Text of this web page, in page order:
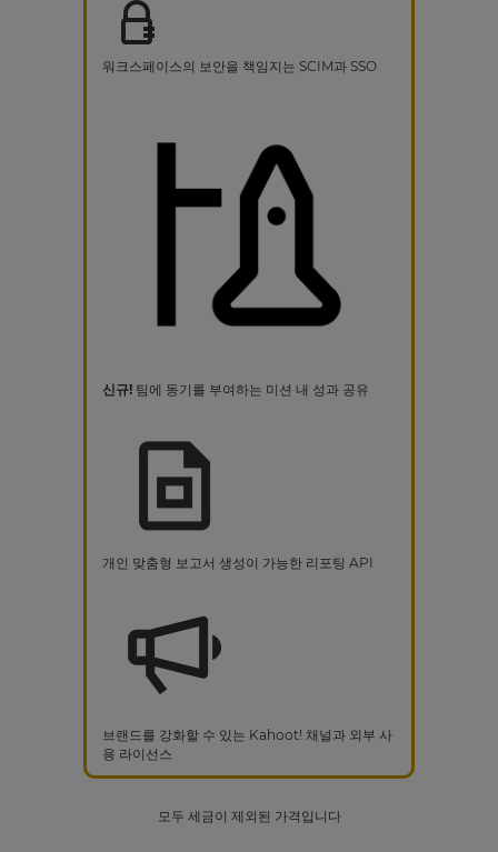
워크스페이스의 보안을 책임지는 SCIM과 SSO
신규! 팀에 동기를 부여하는 미션 내 성과 공유
개인 맞춤형 보고서 생성이 가능한 리포팅 API
브랜드를 강화할 수 있는 Kahoot! 채널과 외부 사
용 라이선스
모두 세금이 제외된 가격입니다